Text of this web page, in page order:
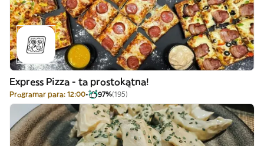
Express Pizza - ta prostokątna!
Programar para: 12:00 97%(195)